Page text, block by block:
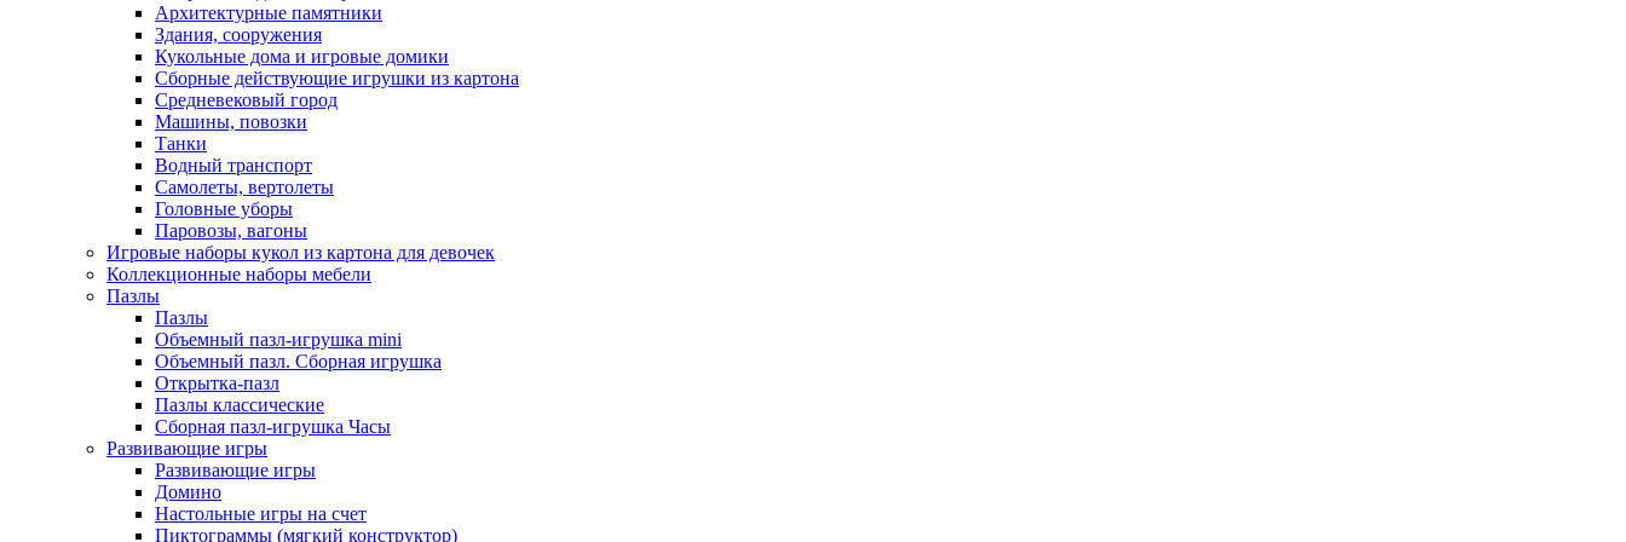
Архитектурные памятники
Здания, сооружения
Кукольные дома и игровые домики
Сборные действующие игрушки из картона
Средневековый город
Машины, повозки
Танки
Водный транспорт
Самолеты, вертолеты
Головные уборы
Паровозы, вагоны
Игровые наборы кукол из картона для девочек
Коллекционные наборы мебели
Пазлы
Пазлы
Объемный пазл-игрушка mini
Объемный пазл. Сборная игрушка
Открытка-пазл
Пазлы классические
Сборная пазл-игрушка Часы
Развивающие игры
Развивающие игры
Домино
Настольные игры на счет
Пиктограммы (мягкий конструктор)